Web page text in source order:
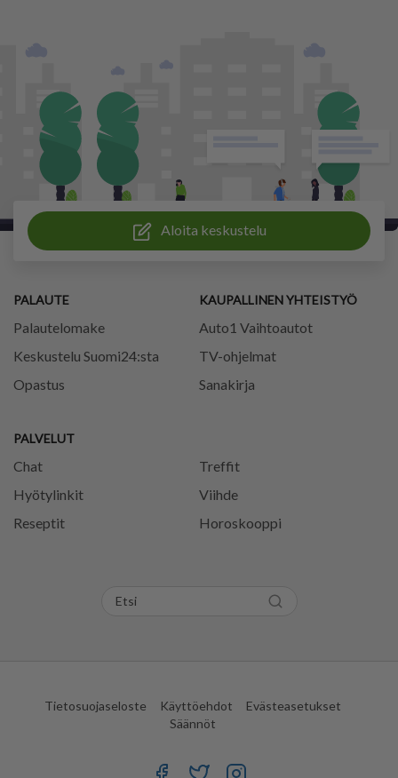
Aloita keskustelu
PALAUTE
Palautelomake
Keskustelu Suomi24:sta
Opastus
PALVELUT
Chat
Treffit
Hyötylinkit
Viihde
Reseptit
Horoskooppi
KAUPALLINEN YHTEISTYÖ
Auto1 Vaihtoautot
TV-ohjelmat
Sanakirja
Tietosuojaseloste Käyttöehdot
Evästeasetukset
Säännöt